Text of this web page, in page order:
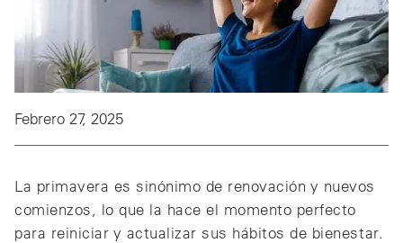
Febrero 27, 2025
La primavera es sinónimo de renovación y nuevos
comienzos, lo que la hace el momento perfecto
para reiniciar y actualizar sus hábitos de bienestar.